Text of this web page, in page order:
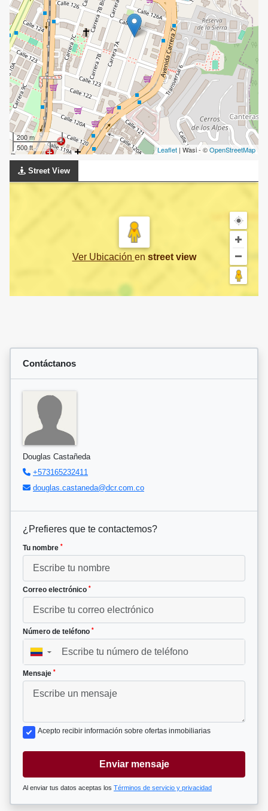
200 m
500 ft
Leaflet | Wasi - ©OpenStreetMap
Street View
Ver Ubicación en street view
Contáctanos
Douglas Castañeda
+573165232411
douglas.castaneda@dcr.com.co
¿Prefieres que te contactemos?
Tu nombre *
Correo electrónico *
Número de teléfono *
▼
Mensaje *
Acepto recibir información sobre ofertas inmobiliarias
Enviar mensaje
Al enviar tus datos aceptas los Términos de servicio y privacidad